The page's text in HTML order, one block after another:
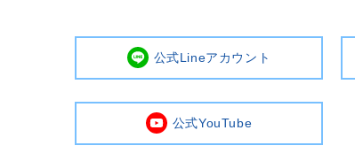
公式Lineアカウント
公式YouTube